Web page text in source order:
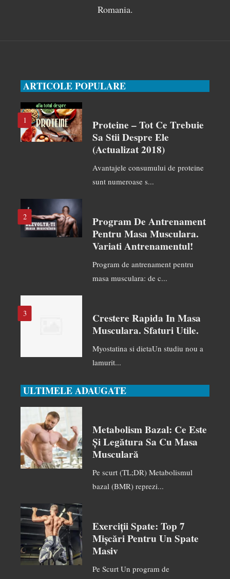
Romania.
ARTICOLE POPULARE
1
Proteine – Tot Ce Trebuie
Sa Stii Despre Ele
(actualizat 2018)
Avantajele consumului de proteine
sunt numeroase s...
2
Program De Antrenament
Pentru Masa Musculara.
Variati Antrenamentul!
Program de antrenament pentru
masa musculara: de c...
3
Crestere Rapida In Masa
Musculara. Sfaturi Utile.
Myostatina si dietaUn studiu nou a
lamurit...
ULTIMELE ADAUGATE
Metabolism Bazal: Ce Este
Și Legătura Sa Cu Masa
Musculară
Pe scurt (TL;DR) Metabolismul
bazal (BMR) reprezi...
Exerciții Spate: Top 7
Mișcări Pentru Un Spate
Masiv
Pe Scurt Un program de